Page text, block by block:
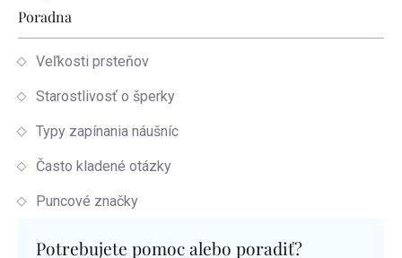
Poradna
Veľkosti prsteňov
Starostlivosť o šperky
Typy zapínania náušníc
Často kladené otázky
Puncové značky
Potrebujete pomoc alebo poradiť?